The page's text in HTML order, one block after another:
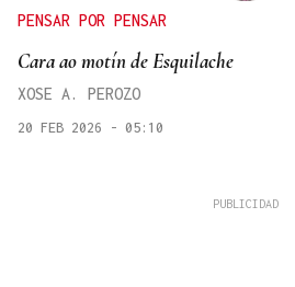
PENSAR POR PENSAR
Cara ao motín de Esquilache
XOSE A. PEROZO
20 FEB 2026 - 05:10